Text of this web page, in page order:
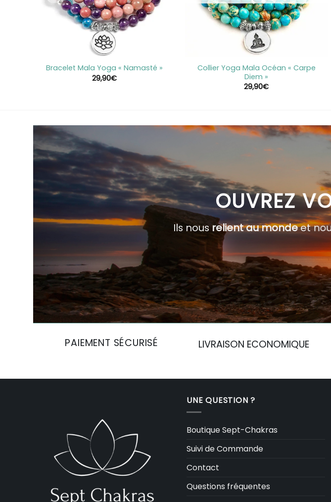
Bracelet Mala Yoga « Namasté »
29,90€
Collier Yoga Mala Océan « Carpe
Diem »
29,90€
OUVREZ
Ils nousrelient au mondeet
PAIEMENT SÉCURISÉ LIVRAISON ECONOMIQUE
UNE QUESTION ?
Boutique Sept-Chakras
Suivi de Commande
Contact
Questions fréquentes